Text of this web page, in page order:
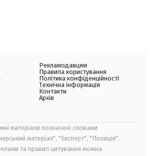
Рекламодавцям
Правила користування
Політика конфіденційності
Технічна інформація
Контакти
Архів
матеріали позначені словами
матеріал", "Експерт", "Позиція".
та правил цитування можна